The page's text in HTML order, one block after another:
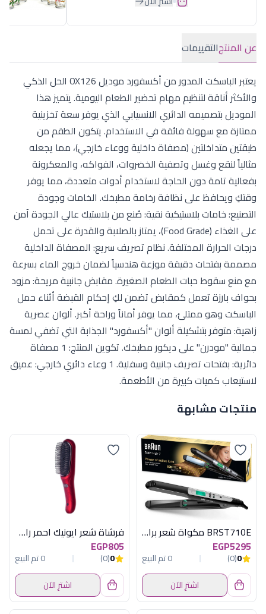
عن المنتجالتقييمات
يعتبر الباسكت المدور من أكسفورد موديل OX126 الحل الذكي
والأكثر أناقة لتنظيم مهام تحضير الطعام اليومية. يتميز هذا
الموديل بتصميمه الدائري الانسيابي الذي يوفر سعة تخزينية
ممتازة مع سهولة فائقة في الاستخدام. يتكون الطقم من
طبقتين متداخلتين (مصفاة داخلية ووعاء خارجي)، مما يجعله
مثالياً لنقع وغسل وتصفية الخضروات، الفواكه، والمعكرونة
بفعالية تامة دون الحاجة لاستخدام أدوات متعددة، مما يوفر
وقتكِ ويحافظ على نظافة رخامة مطبخك. الخامات وجودة
التصنيع: خامات بلاستيكية نقية: صُنع من بلاستيك عالي الجودة آمن
على الغذاء (Food Grade)، يمتاز بالصلابة والقدرة على تحمل
درجات الحرارة المختلفة. نظام تصريف سريع: المصفاة الداخلية
مصممة بفتحات دقيقة موزعة هندسياً لضمان خروج الماء بسرعة
مع منع سقوط حبات الطعام الصغيرة. مقابض جانبية مريحة: مزود
بحواف بارزة تعمل كمقابض تضمن لكِ إحكام القبضة أثناء حمل
الباسكت وهو ممتلئ، مما يوفر أماناً وراحة أكبر. ألوان عصرية
زاهية: متوفر بتشكيلة ألوان "أكسفورد" الجذابة التي تضفي لمسة
جمالية "مودرن" على ديكور مطبخك. تكوين المنتج: 1 مصفاة
دائرية: بفتحات تصريف جانبية وسفلية. 1 وعاء دائري خارجي: عميق
لاستيعاب كميات كبيرة من الأطعمة.
منتجات مشابهة
BRST710E مكواة شعر براون
EGP5295
0
(0)
0 تم البيع
اشترِ الآن
فرشاة شعر ايونيك احمر راش براش
EGP805
0
(0)
0 تم البيع
اشترِ الآن